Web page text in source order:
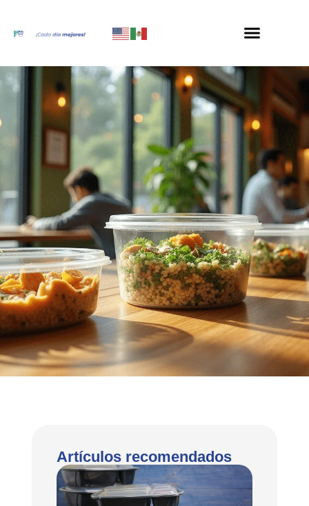
Artículos recomendados